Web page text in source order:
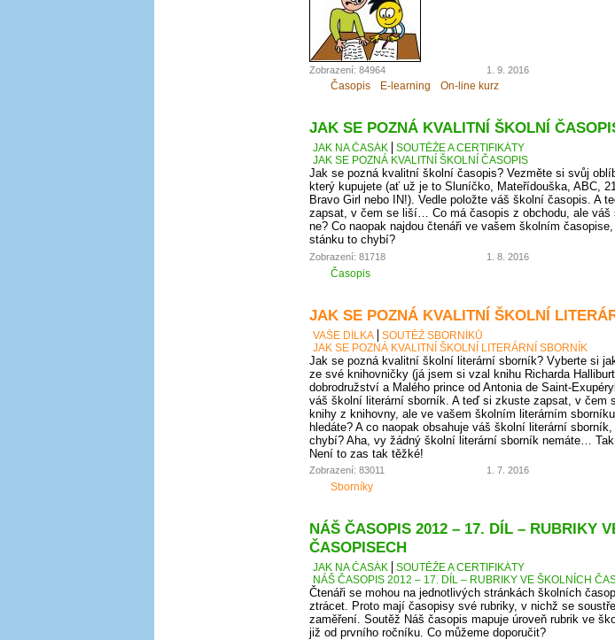
Zobrazení: 84964 1. 9. 2016
Časopis E-learning On-line kurz
JAK SE POZNÁ KVALITNÍ ŠKOLNÍ
JAK NA ČASÁK
SOUTĚŽE A CERTIFIKÁTY
JAK SE POZNÁ KVALITNÍ ŠKOLNÍ ČASOPIS
Jak se pozná kvalitní školní časopis? Vezměte si svůj
který kupujete (ať už je to Sluníčko, Mateřídouška, ABC,
Bravo Girl nebo IN!). Vedle položte váš školní časopis. A
zapsat, v čem se liší… Co má časopis z obchodu, ale váš
ne? Co naopak najdou čtenáři ve vašem školním
stánku to chybí?
Zobrazení: 81718 1. 8. 2016
Časopis
JAK SE POZNÁ KVALITNÍ ŠKOLNÍ
VAŠE DÍLKA
SOUTĚŽ SBORNÍKŮ
JAK SE POZNÁ KVALITNÍ ŠKOLNÍ LITERÁRNÍ SBORNÍK
Jak se pozná kvalitní školní literární sborník? Vyberte si
ze své knihovničky (já jsem si vzal knihu Richarda
dobrodružství a Malého prince od Antonia de Saint-
váš školní literární sborník. A teď si zkuste zapsat, v
knihy z knihovny, ale ve vašem školním literárním
hledáte? A co naopak obsahuje váš školní literární
chybí? Aha, vy žádný školní literární sborník nemáte…
Není to zas tak těžké!
Zobrazení: 83011 1. 7. 2016
Sborníky
NÁŠ ČASOPIS 2012 – 17. DÍL – RUBRIKY
ČASOPISECH
JAK NA ČASÁK
SOUTĚŽE A CERTIFIKÁTY
NÁŠ ČASOPIS 2012 – 17. DÍL – RUBRIKY VE ŠKOLNÍCH
Čtenáři se mohou na jednotlivých stránkách školních
ztrácet. Proto mají časopisy své rubriky, v nichž se
zaměření. Soutěž Náš časopis mapuje úroveň rubrik ve
již od prvního ročníku. Co můžeme doporučit?